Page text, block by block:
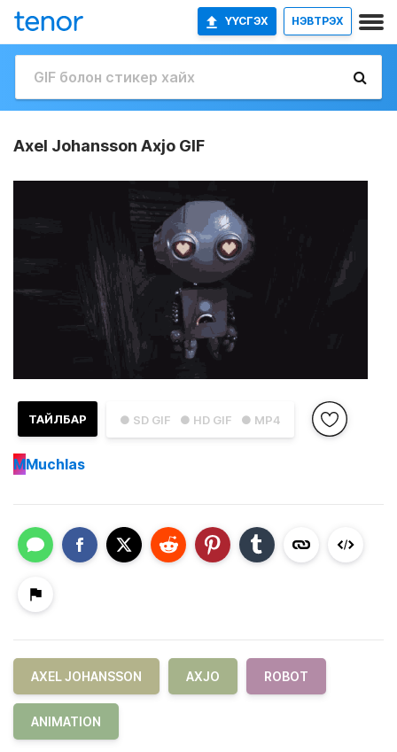
ҮҮСГЭХ НЭВТРЭХ
Axel Johansson Axjo GIF
● SD GIF ● HD GIF ● MP4
ТАЙЛБАР
MMuchlas
AXEL JOHANSSON AXJO ROBOT
ANIMATION